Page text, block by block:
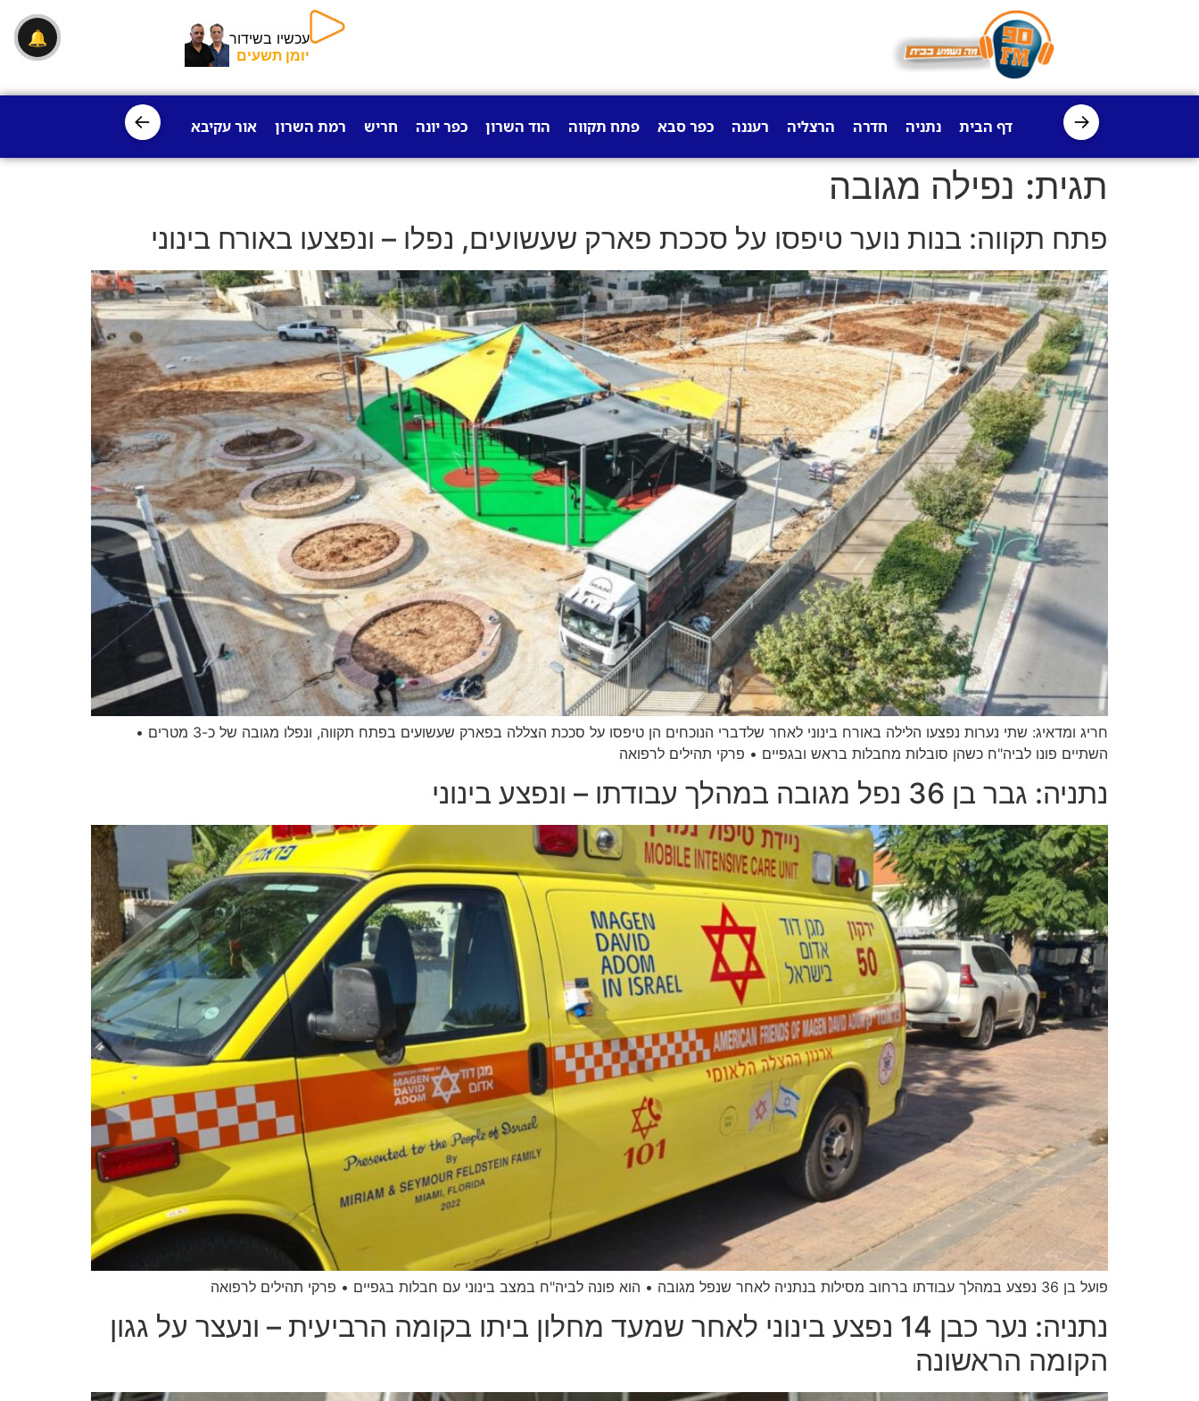
עכשיו בשידור
יומן תשעים
→ דף הבית נתניה חדרה הרצליה רעננה כפר סבא פתח תקווה הוד השרון כפר יונה חריש רמת השרון אור עקיבא פרדס חנה
←
תגית: נפילה מגובה
פתח תקווה: בנות נוער טיפסו על סככת פארק שעשועים, נפלו – ונפצעו באורח בינוני
חריג ומדאיג: שתי נערות נפצעו הלילה באורח בינוני לאחר שלדברי הנוכחים הן טיפסו על סככת הצללה בפארק שעשועים בפתח תקווה, ונפלו מגובה של כ-3 מטרים •
השתיים פונו לביה"ח כשהן סובלות מחבלות בראש ובגפיים • פרקי תהילים לרפואה
נתניה: גבר בן 36 נפל מגובה במהלך עבודתו – ונפצע בינוני
פועל בן 36 נפצע במהלך עבודתו ברחוב מסילות בנתניה לאחר שנפל מגובה • הוא פונה לביה"ח במצב בינוני עם חבלות בגפיים • פרקי תהילים לרפואה
נתניה: נער כבן 14 נפצע בינוני לאחר שמעד מחלון ביתו בקומה הרביעית – ונעצר על גגון
הקומה הראשונה
🔔